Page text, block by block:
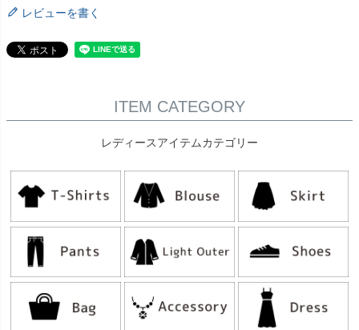
レビューを書く
ITEM CATEGORY
レディースアイテムカテゴリー